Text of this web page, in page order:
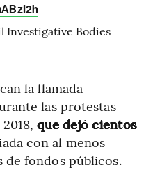
Investigative Bodies
la llamada
las protestas
2018,que dejó cientos
con al menos
de fondos públicos.